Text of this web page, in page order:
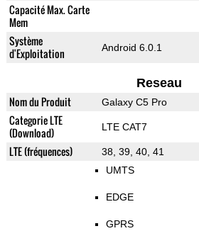
Capacité Max. Carte
Mem
Système
d'Exploitation
Android 6.0.1
Reseau
Nom du Produit Galaxy C5 Pro
Categorie LTE
(Download)
LTE CAT7
LTE (fréquences) 38, 39, 40, 41
UMTS
EDGE
GPRS